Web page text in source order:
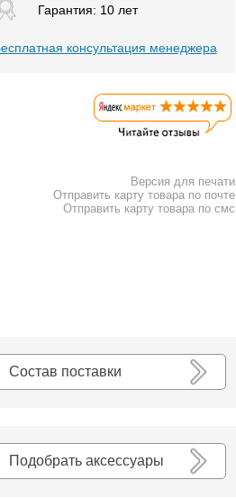
Гарантия: 10 лет
консультация менеджера
Версия для печати
Отправить карту товара по почте
Отправить карту товара по смс
Состав поставки
Подобрать аксессуары